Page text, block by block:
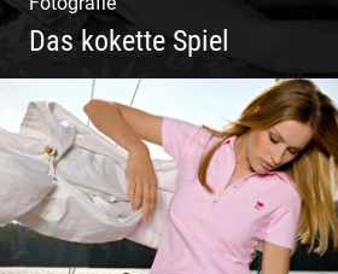
Das kokette Spiel
Sinnlich inszeniert,